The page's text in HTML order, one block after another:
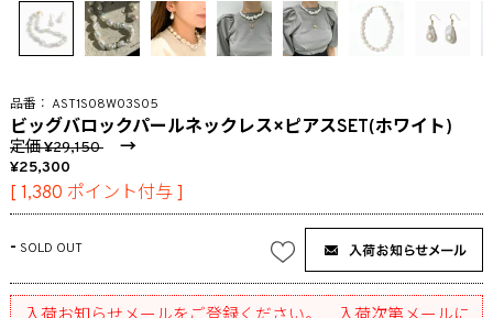
AST1S08W03S05
ビッグバロックパールネックレス×ピアスSET(ホワイト)
定価 29,150→
25,300
[ 1,380 ポイント付与 ]
- SOLD OUT